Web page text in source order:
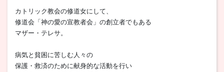
カトリック教会の修道女にして、
修道会「神の愛の宣教者会」の創立者でもある
マザー・テレサ。
病気と貧困に苦しむ人々の
保護・救済のために献身的な活動を行い